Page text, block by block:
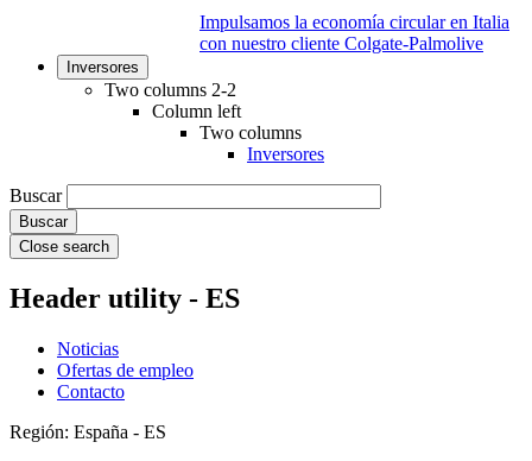
Impulsamos la economía circular en Italia
con nuestro cliente Colgate-Palmolive
Inversores
Two columns 2-2
Column left
Two columns
Inversores
Buscar
Close search
Header utility - ES
Noticias
Ofertas de empleo
Contacto
Región: España - ES